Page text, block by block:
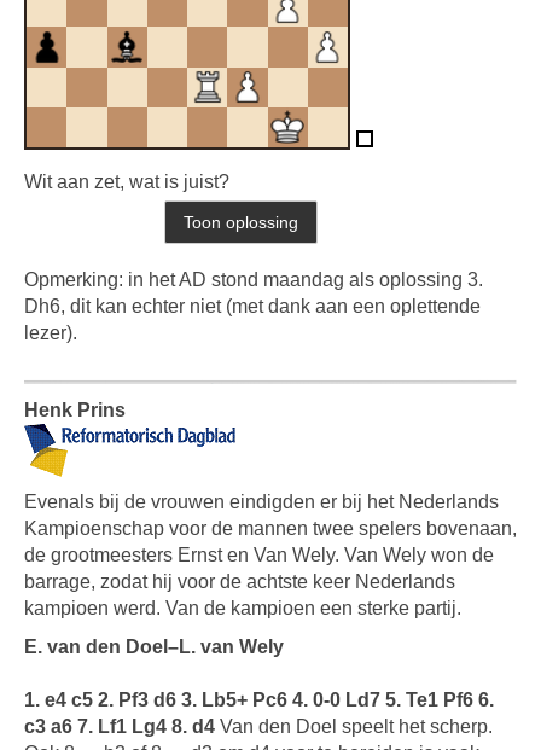
Wit aan zet, wat is juist?
Opmerking: in het AD stond maandag als oplossing 3.
Dh6, dit kan echter niet (met dank aan een oplettende
lezer).
Henk Prins
Evenals bij de vrouwen eindigden er bij het Nederlands
Kampioenschap voor de mannen twee spelers bovenaan,
de grootmeesters Ernst en Van Wely. Van Wely won de
barrage, zodat hij voor de achtste keer Nederlands
kampioen werd. Van de kampioen een sterke partij.
E. van den Doel–L. van Wely
1. e4 c5 2. Pf3 d6 3. Lb5+ Pc6 4. 0-0 Ld7 5. Te1 Pf6 6.
c3 a6 7. Lf1 Lg4 8. d4 Van den Doel speelt het scherp.